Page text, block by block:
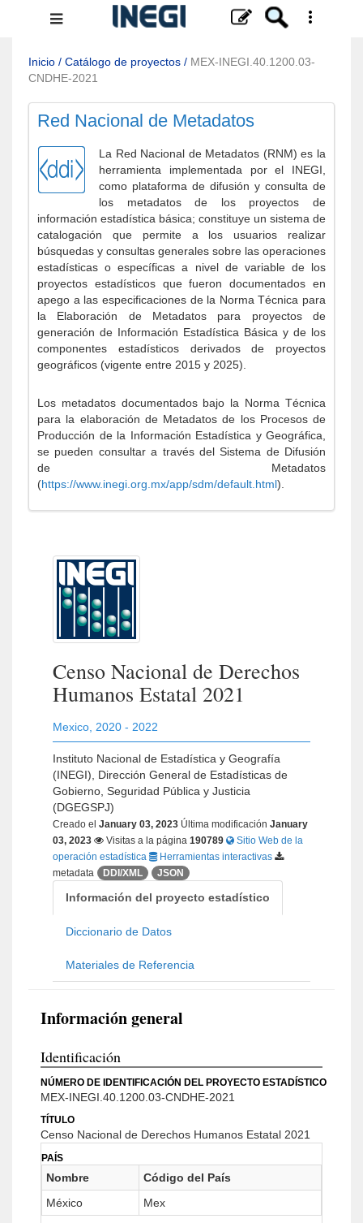
Menú
navegación
Inicio / Catálogo de proyectos / MEX-INEGI.40.1200.03-
CNDHE-2021
Red Nacional de Metadatos
La Red Nacional de Metadatos (RNM) es la
herramienta implementada por el INEGI,
como plataforma de difusión y consulta de
los metadatos de los proyectos de
información estadística básica; constituye un sistema de
catalogación que permite a los usuarios realizar
búsquedas y consultas generales sobre las operaciones
estadísticas o específicas a nivel de variable de los
proyectos estadísticos que fueron documentados en
apego a las especificaciones de la Norma Técnica para
la Elaboración de Metadatos para proyectos de
generación de Información Estadística Básica y de los
componentes estadísticos derivados de proyectos
geográficos (vigente entre 2015 y 2025).
Los metadatos documentados bajo la Norma Técnica
para la elaboración de Metadatos de los Procesos de
Producción de la Información Estadística y Geográfica,
se pueden consultar a través del Sistema de Difusión
de Metadatos
(https://www.inegi.org.mx/app/sdm/default.html).
Censo Nacional de Derechos
Humanos Estatal 2021
Mexico 2020 - 2022
Instituto Nacional de Estadística y Geografía
(INEGI), Dirección General de Estadísticas de
Gobierno, Seguridad Pública y Justicia
(DGEGSPJ)
Creado el January 03, 2023 Última modificación January
03, 2023
Visitas a la página 190789
Sitio Web de la
operación estadística
Herramientas interactivas
metadata
DDI/XML JSON
Información del proyecto estadístico
Diccionario de Datos
Materiales de Referencia
Información general
Identificación
NÚMERO DE IDENTIFICACIÓN DEL PROYECTO ESTADÍSTICO
MEX-INEGI.40.1200.03-CNDHE-2021
TÍTULO
Censo Nacional de Derechos Humanos Estatal 2021
PAÍS
Nombre
Código del País
México
Mex